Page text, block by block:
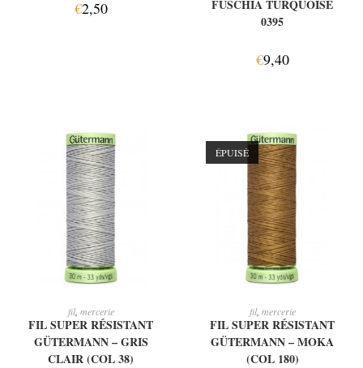
€2,50
FUSCHIA TURQUOISE
0395
€9,40
AJOUTER AU PANIER
fil, mercerie
FIL SUPER RÉSISTANT
GÜTERMANN – GRIS
CLAIR (COL 38)
ÉPUISÉ
LIRE LA SUITE
fil, mercerie
FIL SUPER RÉSISTANT
GÜTERMANN – MOKA
(COL 180)